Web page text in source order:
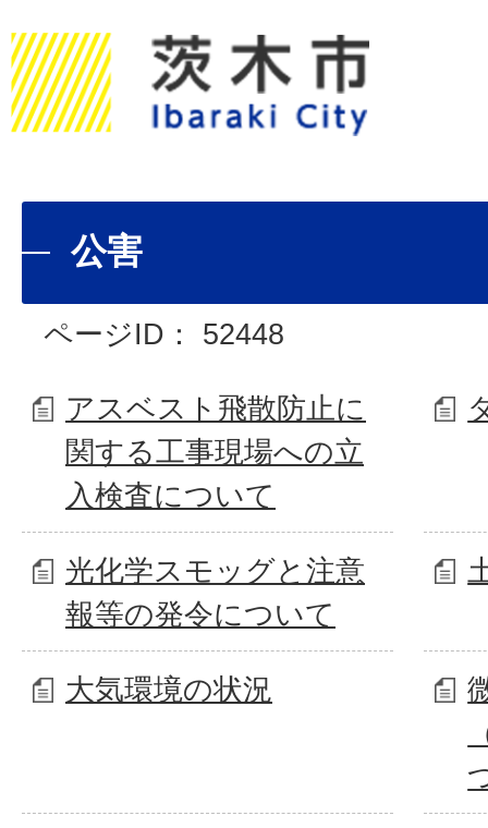
公害
ページID： 52448
アスベスト飛散防止に
関する工事現場への立
入検査について
光化学スモッグと注意
報等の発令について
大気環境の状況